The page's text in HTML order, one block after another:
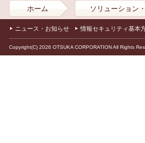
ホーム ソリューション
ニュース・お知らせ 情報セキュリティ基本
Copyright(C) 2026 OTSUKA CORPORATION All Rights